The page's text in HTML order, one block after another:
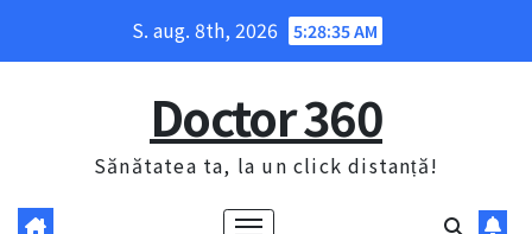
S. aug. 8th, 2026 5:28:36 AM
Doctor 360
Sănătatea ta, la un click distanță!